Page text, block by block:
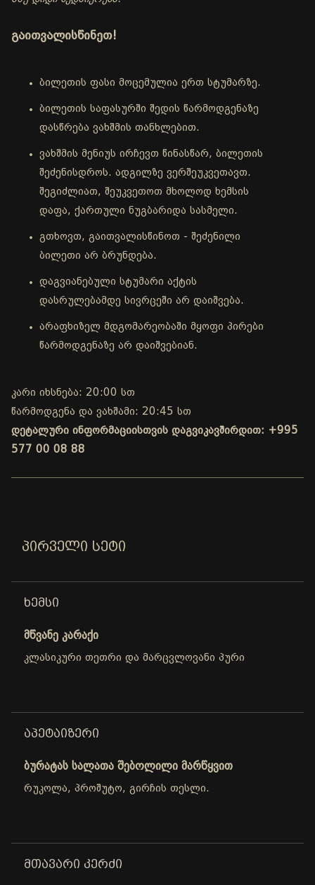
გაითვალისწინეთ!
ბილეთის ფასი მოცემულია ერთ სტუმარზე.
ბილეთის საფასურში შედის წარმოდგენაზე
დასწრება ვახშმის თანხლებით.
ვახშმის მენიუს ირჩევთ წინასწარ, ბილეთის
შეძენისდროს. ადგილზე ვერშეუკვეთავთ.
შეგიძლიათ, შეუკვეთოთ მხოლოდ ხემსის
დაფა, ქართული ნუგბარიდა სასმელი.
გთხოვთ, გაითვალისწინოთ - შეძენილი
ბილეთი არ ბრუნდება.
დაგვიანებული სტუმარი აქტის
დასრულებამდე სივრცეში არ დაიშვება.
არაფხიზელ მდგომარეობაში მყოფი პირები
წარმოდგენაზე არ დაიშვებიან.
კარი იხსნება: 20:00 სთ
წარმოდგენა და ვახშამი: 20:45 სთ
დეტალური ინფორმაციისთვის დაგვიკავშირდით: +995
577 00 08 88
ᲞᲘᲠᲕᲔᲚᲘ ᲡᲔᲢᲘ
ᲮᲔᲛᲡᲘ
მწვანე კარაქი
კლასიკური თეთრი და მარცვლოვანი პური
ᲐᲞᲔᲢᲐᲘᲖᲔᲠᲘ
ბურატას სალათა შებოლილი მარწყვით
რუკოლა, პროშუტო, გირჩის თესლი.
ᲛᲗᲐᲕᲐᲠᲘ ᲙᲔᲠᲫᲘ